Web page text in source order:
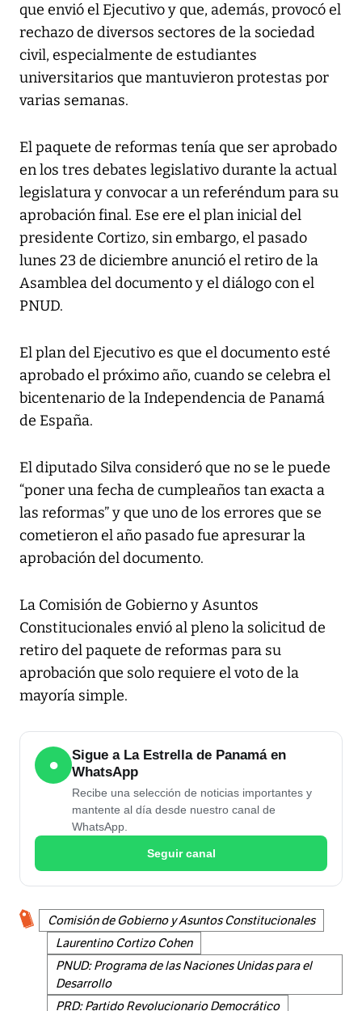
que envió el Ejecutivo y que, además, provocó el
rechazo de diversos sectores de la sociedad
civil, especialmente de estudiantes
universitarios que mantuvieron protestas por
varias semanas.
El paquete de reformas tenía que ser aprobado
en los tres debates legislativo durante la actual
legislatura y convocar a un referéndum para su
aprobación final. Ese ere el plan inicial del
presidente Cortizo, sin embargo, el pasado
lunes 23 de diciembre anunció el retiro de la
Asamblea del documento y el diálogo con el
PNUD.
El plan del Ejecutivo es que el documento esté
aprobado el próximo año, cuando se celebra el
bicentenario de la Independencia de Panamá
de España.
El diputado Silva consideró que no se le puede
“poner una fecha de cumpleaños tan exacta a
las reformas” y que uno de los errores que se
cometieron el año pasado fue apresurar la
aprobación del documento.
La Comisión de Gobierno y Asuntos
Constitucionales envió al pleno la solicitud de
retiro del paquete de reformas para su
aprobación que solo requiere el voto de la
mayoría simple.
●
Sigue a La Estrella de Panamá en
WhatsApp
Recibe una selección de noticias importantes y
mantente al día desde nuestro canal de
WhatsApp.
Seguir canal
Comisión de Gobierno y Asuntos Constitucionales
Laurentino Cortizo Cohen
PNUD: Programa de las Naciones Unidas para el
Desarrollo
PRD: Partido Revolucionario Democrático